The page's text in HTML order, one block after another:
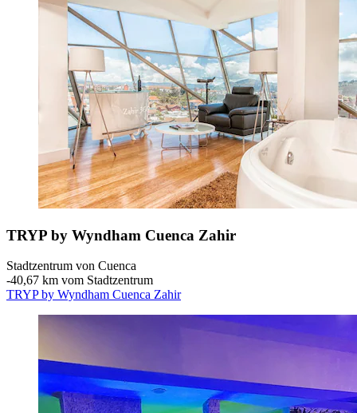
TRYP by Wyndham Cuenca Zahir
Stadtzentrum von Cuenca
‐40,67 km vom Stadtzentrum
TRYP by Wyndham Cuenca Zahir